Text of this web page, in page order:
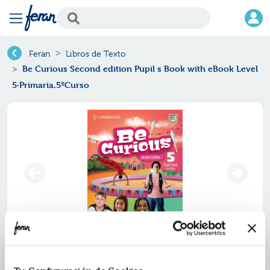
Feran Libros de Texto
Be Curious Second edition Pupil s Book with eBook Level
5·Primaria.5ºCurso